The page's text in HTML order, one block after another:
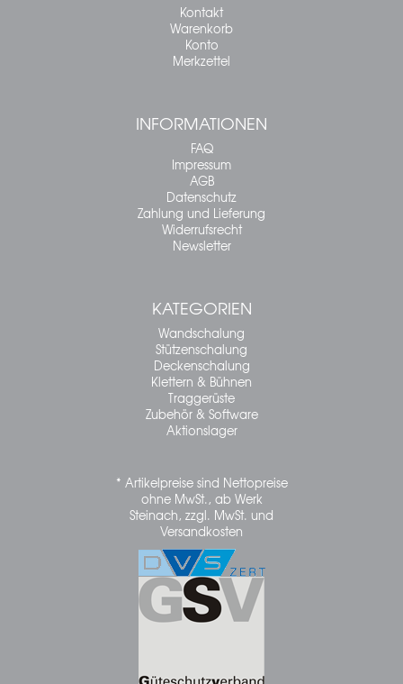
Kontakt
Warenkorb
Konto
Merkzettel
INFORMATIONEN
FAQ
Impressum
AGB
Datenschutz
Zahlung und Lieferung
Widerrufsrecht
Newsletter
KATEGORIEN
Wandschalung
Stützenschalung
Deckenschalung
Klettern & Bühnen
Traggerüste
Zubehör & Software
Aktionslager
* Artikelpreise sind Nettopreise
ohne MwSt., ab Werk
Steinach, zzgl. MwSt. und
Versandkosten